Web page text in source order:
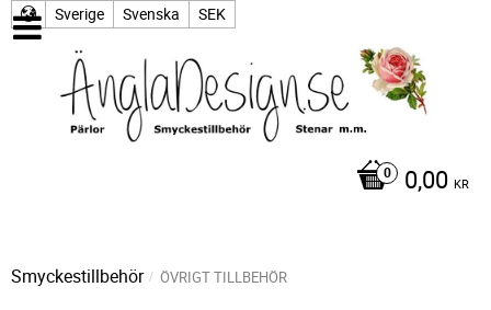
Sverige Svenska SEK
0,00 KR
Smyckestillbehör ÖVRIGT TILLBEHÖR